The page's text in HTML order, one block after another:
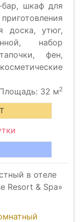
бар, шкаф для
доска, утюг,
набор
фен,
32 м2